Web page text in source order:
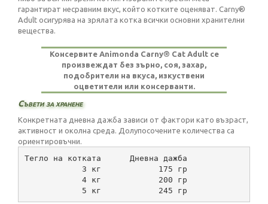
гарантират несравним вкус, който котките оценяват. Carny®
Adult осигурява на зрялата котка всички основни хранителни
вещества.
Консервите Animonda Carny® Cat Adult се
произвеждат без зърно, соя, захар,
подобрители на вкуса, изкуствени
оцветители или консерванти.
Съвети за хранене
Конкретната дневна дажба зависи от фактори като възраст,
активност и околна среда. Долупосочените количества са
ориентировъчни.
Тегло на котката      Дневна дажба
            3 кг            175 гр
            4 кг            200 гр
            5 кг            245 гр